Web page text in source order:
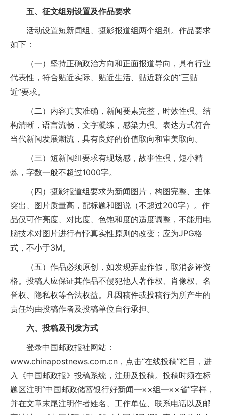
五、征文组别设置及作品要求
活动设置短新闻组、摄影报道组两个组别。作品要求
如下：
（一）坚持正确政治方向和正面报道导向，具有行业
代表性，符合贴近实际、贴近生活、贴近群众的“三贴
近”要求。
（二）内容真实准确，新闻要素完整，时效性强。结
构清晰，语言流畅，文字凝练，感染力强。表达方式符合
当代新闻发展潮流，具有良好的价值取向和审美取向。
（三）短新闻组要求有现场感，故事性强，短小精
炼，字数一般不超过1000字。
（四）摄影报道组要求为新闻图片，构图完整、主体
突出、图片质量高，配标题和图说（不超过200字）。作
品仅可作亮度、对比度、色饱和度的适度调整，不能用电
脑技术对图片进行有悖真实性原则的改变；应为JPG格
式，不小于3M。
（五）作品必须原创，如发现弄虚作假，取消参评资
格。投稿人应保证其作品不侵犯他人著作权、肖像权、名
誉权、隐私权等合法权益。凡因稿件或投稿行为所产生的
责任均由投稿作者及投稿单位自行承担。
六、投稿及刊发方式
登录中国邮政报社网站：
www.chinapostnews.com.cn，点击“在线投稿”栏目，进
入《中国邮政报》投稿系统，注册及投稿。投稿时须在标
题区注明“中国邮政储蓄银行好新闻—××组—××省”字样，
并在文章末尾注明作者姓名、工作单位、联系电话以及邮